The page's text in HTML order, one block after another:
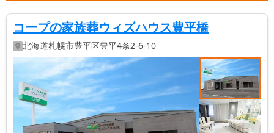
コープの家族葬ウィズハウス豊平橋
北海道札幌市豊平区豊平4条2-6-10